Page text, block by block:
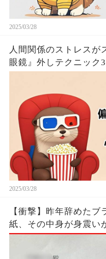
2025/03/28
人間関係のストレスが
眼鏡』外しテクニック
2025/03/28
【衝撃】昨年辞めた
紙、その中身が身震い
た…...